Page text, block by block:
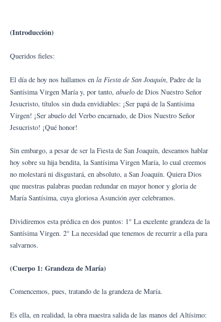
(Introducción)
Queridos fieles:
El día de hoy nos hallamos en la Fiesta de San Joaquín, Padre de la
Santísima Virgen María y, por tanto, abuelo de Dios Nuestro Señor
Jesucristo, títulos sin duda envidiables: ¡Ser papá de la Santísima
Virgen! ¡Ser abuelo del Verbo encarnado, de Dios Nuestro Señor
Jesucristo! ¡Qué honor!
Sin embargo, a pesar de ser la Fiesta de San Joaquín, deseamos hablar
hoy sobre su hija bendita, la Santísima Virgen María, lo cual creemos
no molestará ni disgustará, en absoluto, a San Joaquín. Quiera Dios
que nuestras palabras puedan redundar en mayor honor y gloria de
María Santísima, cuya gloriosa Asunción ayer celebramos.
Dividiremos esta prédica en dos puntos: 1° La excelente grandeza de la
Santísima Virgen. 2° La necesidad que tenemos de recurrir a ella para
salvarnos.
(Cuerpo 1: Grandeza de María)
Comencemos, pues, tratando de la grandeza de María.
Es ella, en realidad, la obra maestra salida de las manos del Altísimo: